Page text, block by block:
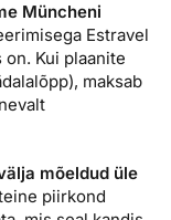
Müncheni
Estravel
Kui plaanite
maksab
mõeldud üle
piirkond